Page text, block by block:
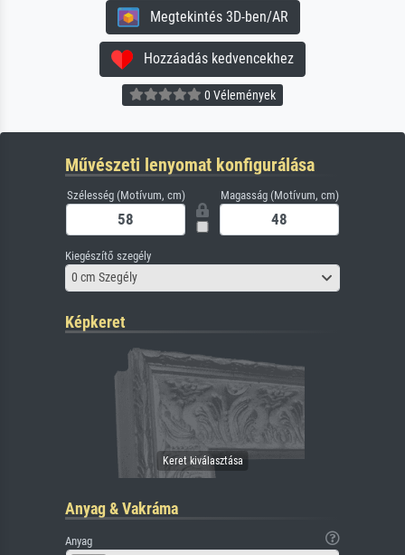
Megtekintés 3D-ben/AR
Hozzáadás kedvencekhez
0 Vélemények
Művészeti lenyomat konfigurálása
Szélesség (Motívum, cm) Magasság (Motívum, cm)
Kiegészítő szegély
0 cm Szegély
Képkeret
Anyag & Vakráma
Anyag